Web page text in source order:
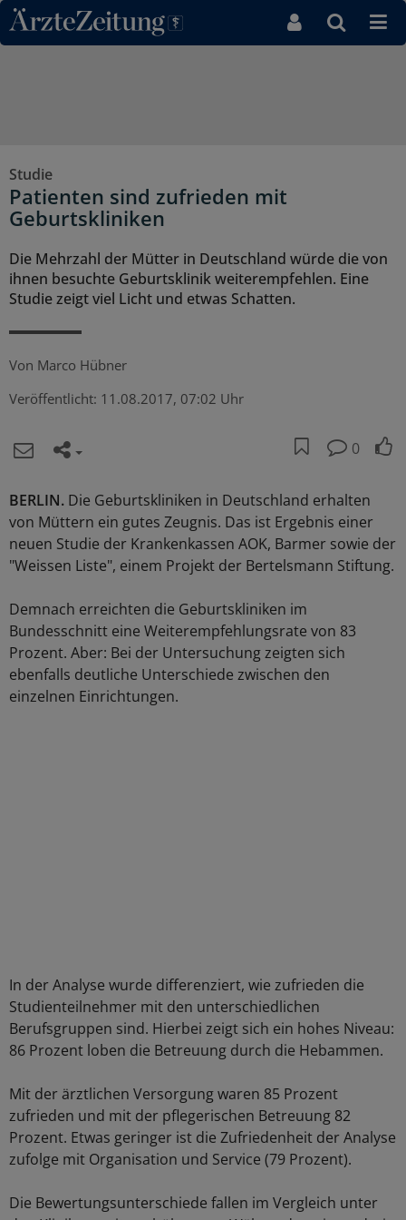
Direkt zum Inhaltsbereich
Studie
Patienten sind zufrieden mit
Geburtskliniken
Die Mehrzahl der Mütter in Deutschland würde die von
ihnen besuchte Geburtsklinik weiterempfehlen. Eine
Studie zeigt viel Licht und etwas Schatten.
Von Marco Hübner
Veröffentlicht: 11.08.2017, 07:02 Uhr
0
BERLIN. Die Geburtskliniken in Deutschland erhalten
von Müttern ein gutes Zeugnis. Das ist Ergebnis einer
neuen Studie der Krankenkassen AOK, Barmer sowie der
"Weissen Liste", einem Projekt der Bertelsmann Stiftung.
Demnach erreichten die Geburtskliniken im
Bundesschnitt eine Weiterempfehlungsrate von 83
Prozent. Aber: Bei der Untersuchung zeigten sich
ebenfalls deutliche Unterschiede zwischen den
einzelnen Einrichtungen.
In der Analyse wurde differenziert, wie zufrieden die
Studienteilnehmer mit den unterschiedlichen
Berufsgruppen sind. Hierbei zeigt sich ein hohes Niveau:
86 Prozent loben die Betreuung durch die Hebammen.
Mit der ärztlichen Versorgung waren 85 Prozent
zufrieden und mit der pflegerischen Betreuung 82
Prozent. Etwas geringer ist die Zufriedenheit der Analyse
zufolge mit Organisation und Service (79 Prozent).
Die Bewertungsunterschiede fallen im Vergleich unter